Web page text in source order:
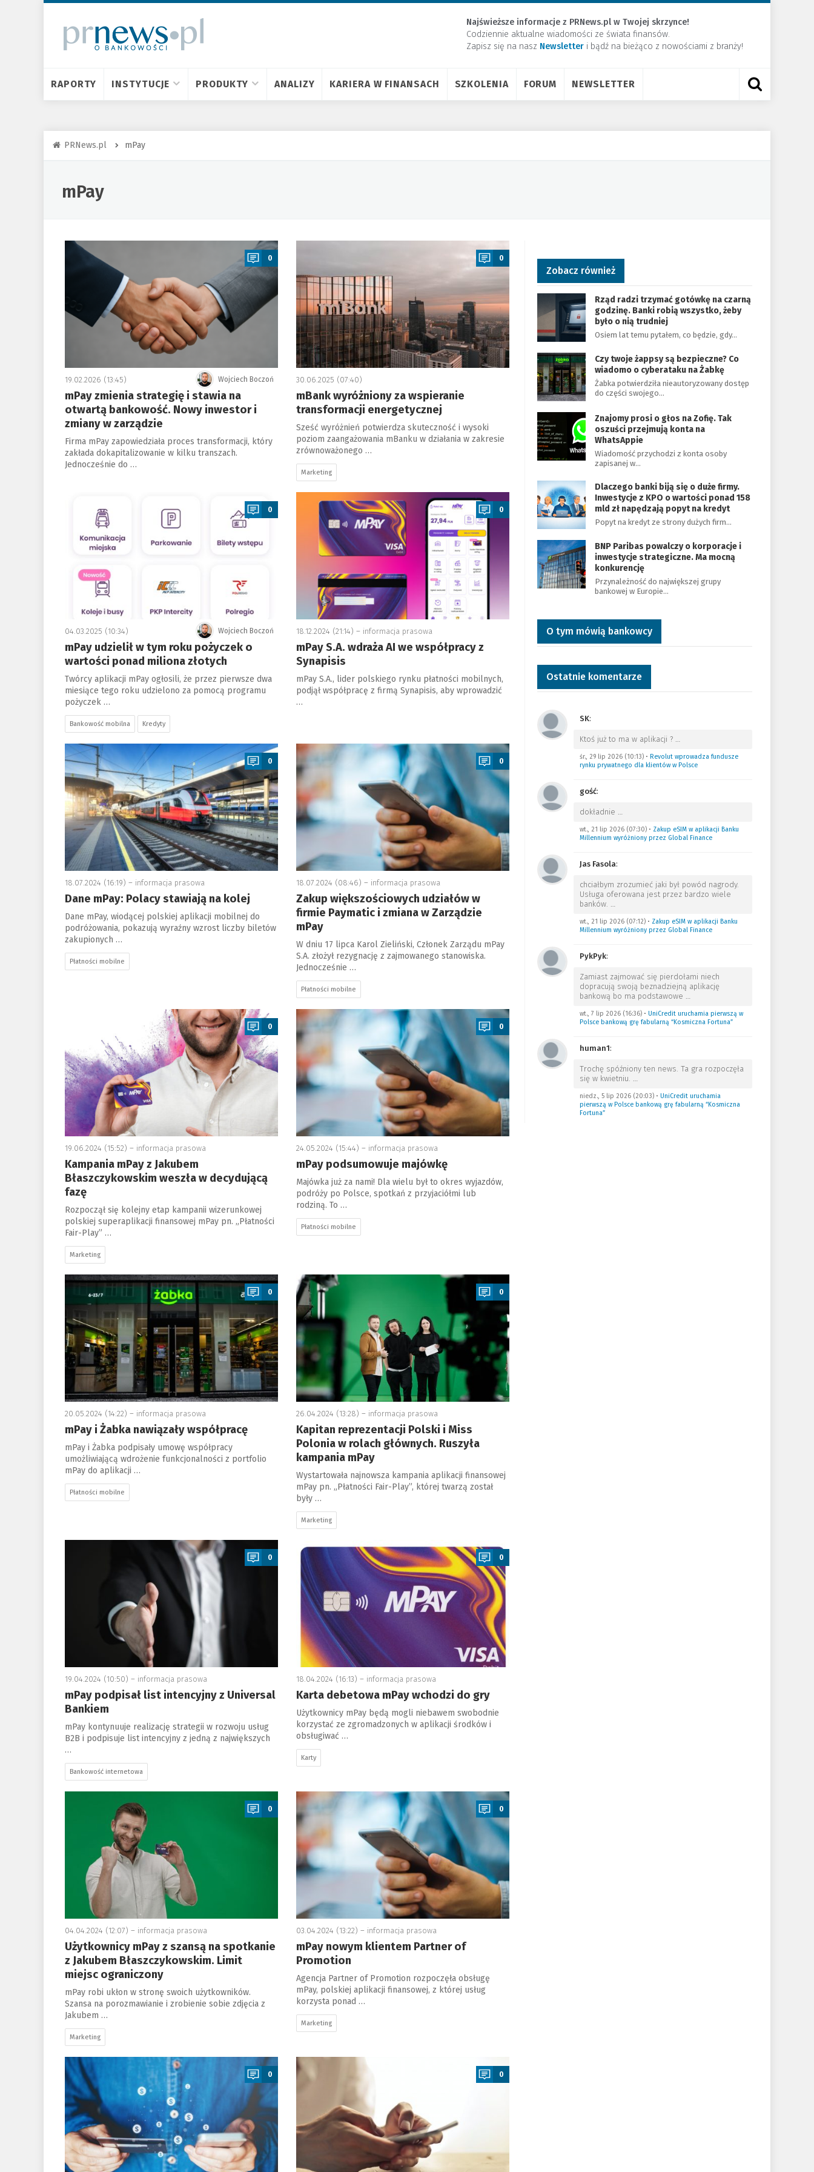
Najświeższe informacje z PRNews.pl w Twojej skrzynce!
Codziennie aktualne wiadomości ze świata finansów.
Zapisz się na nasz Newsletter ​i bądź na bieżąco z nowościami z branży!
RAPORTY INSTYTUCJE PRODUKTY ANALIZY KARIERA W FINANSACH SZKOLENIA FORUM NEWSLETTER
PRNews.pl mPay
mPay
a
0
Wojciech Boczoń
19.02.2026 (13:45)
mPay zmienia strategię i stawia na
otwartą bankowość. Nowy inwestor i
zmiany w zarządzie
Firma mPay zapowiedziała proces transformacji, który
zakłada dokapitalizowanie w kilku transzach.
Jednocześnie do …
a
0
30.06.2025 (07:40)
mBank wyróżniony za wspieranie
transformacji energetycznej
Sześć wyróżnień potwierdza skuteczność i wysoki
poziom zaangażowania mBanku w działania w zakresie
zrównoważonego …
Marketing
0
Wojciech Boczoń
04.03.2025 (10:34)
mPay udzielił w tym roku pożyczek o
wartości ponad miliona złotych
Twórcy aplikacji mPay ogłosili, że przez pierwsze dwa
miesiące tego roku udzielono za pomocą programu
pożyczek …
Bankowość mobilna Kredyty
a
0
18.12.2024 (21:14) – informacja prasowa
mPay S.A. wdraża AI we współpracy z
Synapisis
mPay S.A., lider polskiego rynku płatności mobilnych,
podjął współpracę z firmą Synapisis, aby wprowadzić
…
a
0
18.07.2024 (16:19) – informacja prasowa
Dane mPay: Polacy stawiają na kolej
Dane mPay, wiodącej polskiej aplikacji mobilnej do
podróżowania, pokazują wyraźny wzrost liczby biletów
zakupionych …
Płatności mobilne
a
0
18.07.2024 (08:46) – informacja prasowa
Zakup większościowych udziałów w
firmie Paymatic i zmiana w Zarządzie
mPay
W dniu 17 lipca Karol Zieliński, Członek Zarządu mPay
S.A. złożył rezygnację z zajmowanego stanowiska.
Jednocześnie …
Płatności mobilne
0
19.06.2024 (15:52) – informacja prasowa
Kampania mPay z Jakubem
Błaszczykowskim weszła w decydującą
fazę
Rozpoczął się kolejny etap kampanii wizerunkowej
polskiej superaplikacji finansowej mPay pn. „Płatności
Fair-Play” …
Marketing
a
0
24.05.2024 (15:44) – informacja prasowa
mPay podsumowuje majówkę
Majówka już za nami! Dla wielu był to okres wyjazdów,
podróży po Polsce, spotkań z przyjaciółmi lub
rodziną. To …
Płatności mobilne
a
0
20.05.2024 (14:22) – informacja prasowa
mPay i Żabka nawiązały współpracę
mPay i Żabka podpisały umowę współpracy
umożliwiającą wdrożenie funkcjonalności z portfolio
mPay do aplikacji …
Płatności mobilne
a
0
26.04.2024 (13:28) – informacja prasowa
Kapitan reprezentacji Polski i Miss
Polonia w rolach głównych. Ruszyła
kampania mPay
Wystartowała najnowsza kampania aplikacji finansowej
mPay pn. „Płatności Fair-Play”, której twarzą został
były …
Marketing
a
0
19.04.2024 (10:50) – informacja prasowa
mPay podpisał list intencyjny z Universal
Bankiem
mPay kontynuuje realizację strategii w rozwoju usług
B2B i podpisuje list intencyjny z jedną z największych
…
Bankowość internetowa
0
18.04.2024 (16:13) – informacja prasowa
Karta debetowa mPay wchodzi do gry
Użytkownicy mPay będą mogli niebawem swobodnie
korzystać ze zgromadzonych w aplikacji środków i
obsługiwać …
Karty
a
0
04.04.2024 (12:07) – informacja prasowa
Użytkownicy mPay z szansą na spotkanie
z Jakubem Błaszczykowskim. Limit
miejsc ograniczony
mPay robi ukłon w stronę swoich użytkowników.
Szansa na porozmawianie i zrobienie sobie zdjęcia z
Jakubem …
Marketing
a
0
03.04.2024 (13:22) – informacja prasowa
mPay nowym klientem Partner of
Promotion
Agencja Partner of Promotion rozpoczęła obsługę
mPay, polskiej aplikacji finansowej, z której usług
korzysta ponad …
Marketing
a
0
a
0
Zobacz również
Rząd radzi trzymać gotówkę na czarną
godzinę. Banki robią wszystko, żeby
było o nią trudniej
Osiem lat temu pytałem, co będzie, gdy…
Czy twoje żappsy są bezpieczne? Co
wiadomo o cyberataku na Żabkę
Żabka potwierdziła nieautoryzowany dostęp
do części swojego…
Znajomy prosi o głos na Zofię. Tak
oszuści przejmują konta na
WhatsAppie
Wiadomość przychodzi z konta osoby
zapisanej w…
Dlaczego banki biją się o duże firmy.
Inwestycje z KPO o wartości ponad 158
mld zł napędzają popyt na kredyt
Popyt na kredyt ze strony dużych firm…
BNP Paribas powalczy o korporacje i
inwestycje strategiczne. Ma mocną
konkurencję
Przynależność do największej grupy
bankowej w Europie…
O tym mówią bankowcy
Ostatnie komentarze
SK:
Ktoś już to ma w aplikacji ? …
śr., 29 lip 2026 (10:13)• Revolut wprowadza fundusze
rynku prywatnego dla klientów w Polsce
gość:
dokładnie …
wt., 21 lip 2026 (07:30)• Zakup eSIM w aplikacji Banku
Millennium wyróżniony przez Global Finance
Jas Fasola:
chciałbym zrozumieć jaki był powód nagrody.
Usługa oferowana jest przez bardzo wiele
banków. …
wt., 21 lip 2026 (07:12)• Zakup eSIM w aplikacji Banku
Millennium wyróżniony przez Global Finance
PykPyk:
Zamiast zajmować się pierdołami niech
dopracują swoją beznadziejną aplikację
bankową bo ma podstawowe …
wt., 7 lip 2026 (16:36)• UniCredit uruchamia pierwszą w
Polsce bankową grę fabularną “Kosmiczna Fortuna”
human1:
Trochę spóźniony ten news. Ta gra rozpoczęła
się w kwietniu. …
niedz., 5 lip 2026 (20:03)• UniCredit uruchamia
pierwszą w Polsce bankową grę fabularną “Kosmiczna
Fortuna”